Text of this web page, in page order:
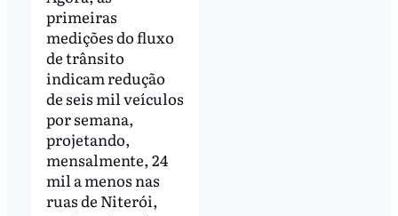
primeiras
medições do fluxo
de trânsito
indicam redução
de seis mil veículos
por semana,
projetando,
mensalmente, 24
mil a menos nas
ruas de Niterói,